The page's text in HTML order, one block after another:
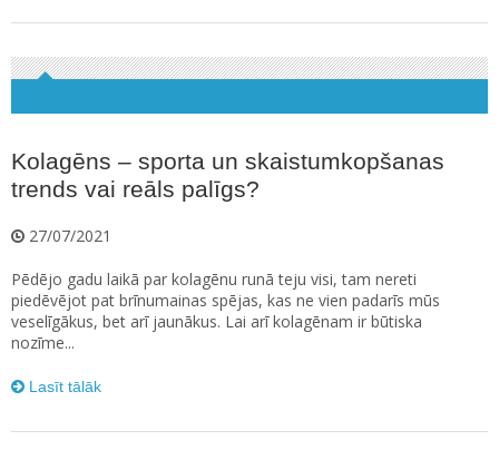
Kolagēns – sporta un skaistumkopšanas
trends vai reāls palīgs?
27/07/2021
Pēdējo gadu laikā par kolagēnu runā teju visi, tam nereti
piedēvējot pat brīnumainas spējas, kas ne vien padarīs mūs
veselīgākus, bet arī jaunākus. Lai arī kolagēnam ir būtiska
nozīme...
Lasīt tālāk